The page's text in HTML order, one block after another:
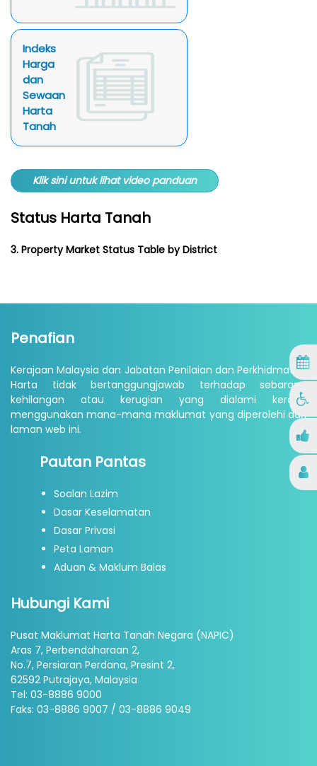
Indeks
Harga
dan
Sewaan
Harta
Tanah
Klik sini untuk lihat video panduan
Status Harta Tanah
3. Property Market Status Table by District
Penafian
Kerajaan Malaysia dan Jabatan Penilaian dan Perkhidmatan
Harta tidak bertanggungjawab terhadap sebarang
kehilangan atau kerugian yang dialami kerana
menggunakan mana-mana maklumat yang diperolehi dari
laman web ini.
Pautan Pantas
Soalan Lazim
Dasar Keselamatan
Dasar Privasi
Peta Laman
Aduan & Maklum Balas
Hubungi Kami
Pusat Maklumat Harta Tanah Negara (NAPIC)
Aras 7, Perbendaharaan 2,
No.7, Persiaran Perdana, Presint 2,
62592 Putrajaya, Malaysia
Tel: 03-8886 9000
Faks: 03-8886 9007 / 03-8886 9049